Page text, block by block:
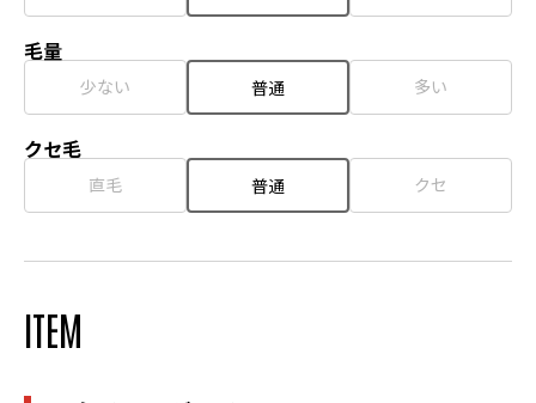
毛量
少ない 普通 多い
クセ毛
直毛 普通 クセ
ITEM